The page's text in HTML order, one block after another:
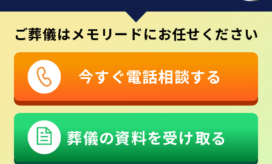
ご葬儀はメモリードにお任せください
今すぐ電話相談する
葬儀の資料を受け取る